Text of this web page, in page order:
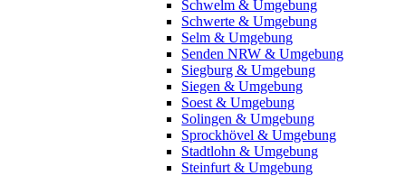
Schwelm & Umgebung
Schwerte & Umgebung
Selm & Umgebung
Senden NRW & Umgebung
Siegburg & Umgebung
Siegen & Umgebung
Soest & Umgebung
Solingen & Umgebung
Sprockhövel & Umgebung
Stadtlohn & Umgebung
Steinfurt & Umgebung